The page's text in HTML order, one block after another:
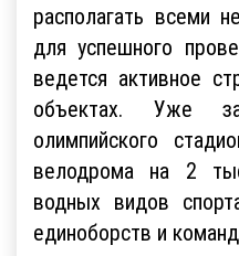
располагать всеми
для успешного
ведется активное
объектах. Уже
олимпийского
велодрома на 2
водных видов
единоборств и